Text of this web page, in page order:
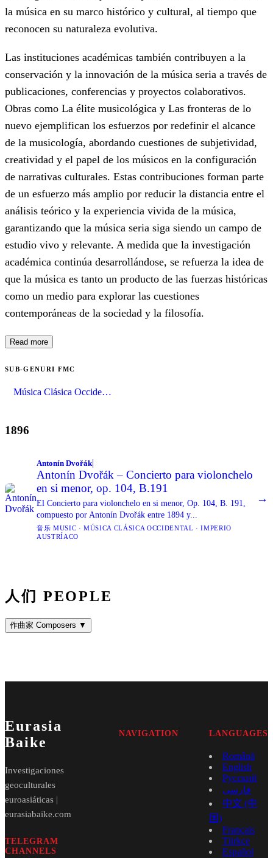
la música en su marco histórico y cultural, al tiempo que
reconocen su naturaleza evolutiva.
Las instituciones académicas también contribuyen a la
conservación y la innovación de la música seria a través de
publicaciones, conferencias y proyectos colaborativos.
Obras como La élite musicológica y Las fronteras de lo
nuevo ejemplifican los esfuerzos por redefinir el alcance
de la musicología, abordando cuestiones de subjetividad,
creatividad y el papel de los músicos en la configuración
de narrativas culturales. Estas contribuciones forman parte
de un esfuerzo más amplio por reducir la distancia entre el
análisis teórico y la experiencia vivida de la música,
garantizando que la música seria siga siendo un campo de
estudio vivo y relevante. A medida que la investigación
académica continúa desarrollándose, se refuerza la idea de
que la música es tanto un producto de las fuerzas históricas
como un medio para explorar las cuestiones
contemporáneas de la sociedad y la filosofía.
Read more
SUB-GENURI FMC
Música Clásica Occidental
1896
Antonín Dvořák|
Antonín Dvořák – Concierto para violonchelo
en si menor, op. 104, B.191
El Concierto para violonchelo en si menor, Op. 104, B. 191,
compuesto por Antonín Dvořák entre 1894 y...
音乐 MUSIC · MÚSICA CLÁSICA OCCIDENTAL · IMPERIO
AUSTRÍACO
→
人们 PEOPLE
作曲家 Composers ▼
Eurasia
Baike
Investigaciones
geoculturales
euroasiáticas |
eurasiabaike.com
TELEGRAM
CHANNELS
NAVIGATION LANGUAGES
Română
English
Русский
فارسی
中文 (中
国)
Français
Türkçe
Español